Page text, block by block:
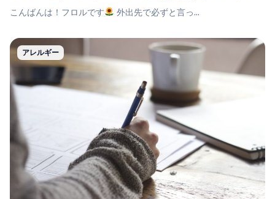
こんばんは！フロルです 外出先で必ずと言っ...
アレルギー